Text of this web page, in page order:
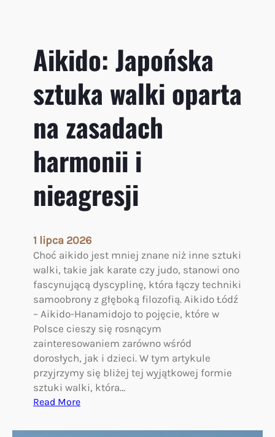
d
ź
:
k
m
p
l
s
o
y
p
r
z
e
w
o
d
n
i
k
p
s
Aikido: Japońska
sztuka walki oparta
na zasadach
harmonii i
nieagresji
1 lipca 2026
Choć aikido jest mniej znane niż inne sztuki
walki, takie jak karate czy judo, stanowi ono
fascynującą dyscyplinę, która łączy techniki
samoobrony z głęboką filozofią. Aikido Łódź
– Aikido-Hanamidojo to pojęcie, które w
Polsce cieszy się rosnącym
zainteresowaniem zarówno wśród
dorosłych, jak i dzieci. W tym artykule
przyjrzymy się bliżej tej wyjątkowej formie
sztuki walki, która…
Read More:
i